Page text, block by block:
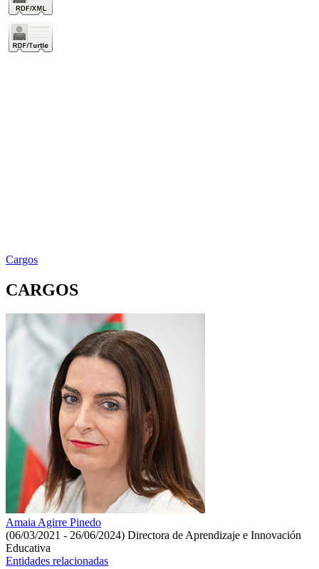
Cargos
CARGOS
Amaia Agirre Pinedo
(06/03/2021 - 26/06/2024) Directora de Aprendizaje e Innovación
Educativa
Entidades relacionadas